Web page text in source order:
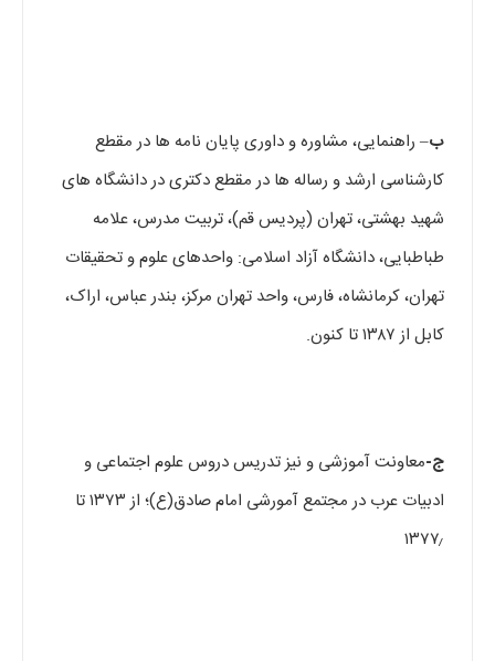
ب– راهنمایی، مشاوره و داوری پایان نامه ها در مقطع
کارشناسی ارشد و رساله ها در مقطع دکتری در دانشگاه های
شهید بهشتی، تهران (پردیس قم)، تربیت مدرس، علامه
طباطبایی، دانشگاه آزاد اسلامی: واحدهای علوم و تحقیقات
تهران، کرمانشاه، فارس، واحد تهران مرکز، بندر عباس، اراک،
کابل از ۱۳۸۷ تا کنون.
ج-معاونت آموزشی و نیز تدریس دروس علوم اجتماعی و
ادبیات عرب در مجتمع آمورشی امام صادق(ع)؛ از ۱۳۷۳ تا
۱۳۷۷٫